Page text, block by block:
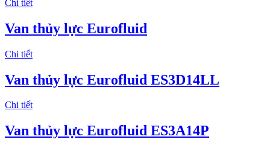
Chi tiết
Van thủy lực Eurofluid
Chi tiết
Van thủy lực Eurofluid ES3D14LL
Chi tiết
Van thủy lực Eurofluid ES3A14P